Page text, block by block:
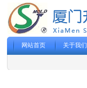
网站首页 关于我们